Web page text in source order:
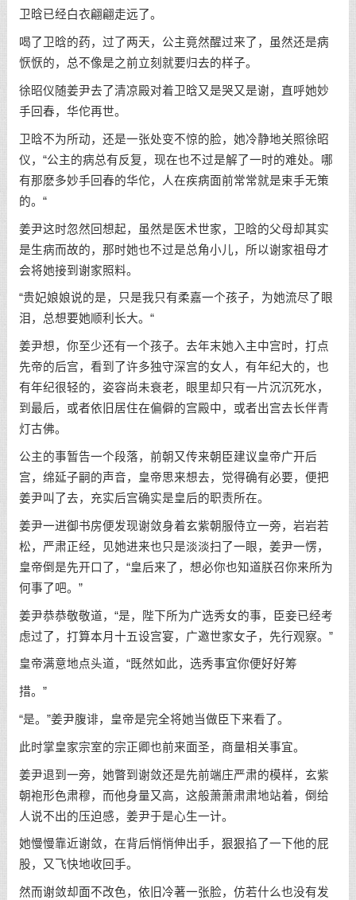
卫晗已经白衣翩翩走远了。
喝了卫晗的药，过了两天，公主竟然醒过来了，虽然还是病
恹恹的，总不像是之前立刻就要归去的样子。
徐昭仪随姜尹去了清凉殿对着卫晗又是哭又是谢，直呼她妙
手回春，华佗再世。
卫晗不为所动，还是一张处变不惊的脸，她冷静地关照徐昭
仪，“公主的病总有反复，现在也不过是解了一时的难处。哪
有那麽多妙手回春的华佗，人在疾病面前常常就是束手无策
的。“
姜尹这时忽然回想起，虽然是医术世家，卫晗的父母却其实
是生病而故的，那时她也不过是总角小儿，所以谢家祖母才
会将她接到谢家照料。
“贵妃娘娘说的是，只是我只有柔嘉一个孩子，为她流尽了眼
泪，总想要她顺利长大。“
姜尹想，你至少还有一个孩子。去年末她入主中宫时，打点
先帝的后宫，看到了许多独守深宫的女人，有年纪大的，也
有年纪很轻的，姿容尚未衰老，眼里却只有一片沉沉死水，
到最后，或者依旧居住在偏僻的宫殿中，或者出宫去长伴青
灯古佛。
公主的事暂告一个段落，前朝又传来朝臣建议皇帝广开后
宫，绵延子嗣的声音，皇帝思来想去，觉得确有必要，便把
姜尹叫了去，充实后宫确实是皇后的职责所在。
姜尹一进御书房便发现谢敛身着玄紫朝服侍立一旁，岩岩若
松，严肃正经，见她进来也只是淡淡扫了一眼，姜尹一愣，
皇帝倒是先开口了，“皇后来了，想必你也知道朕召你来所为
何事了吧。”
姜尹恭恭敬敬道，“是，陛下所为广选秀女的事，臣妾已经考
虑过了，打算本月十五设宫宴，广邀世家女子，先行观察。”
皇帝满意地点头道，“既然如此，选秀事宜你便好好筹
措。”
“是。”姜尹腹诽，皇帝是完全将她当做臣下来看了。
此时掌皇家宗室的宗正卿也前来面圣，商量相关事宜。
姜尹退到一旁，她瞥到谢敛还是先前端庄严肃的模样，玄紫
朝袍形色肃穆，而他身量又高，这般萧萧肃肃地站着，倒给
人说不出的压迫感，姜尹于是心生一计。
她慢慢靠近谢敛，在背后悄悄伸出手，狠狠掐了一下他的屁
股，又飞快地收回手。
然而谢敛却面不改色，依旧冷著一张脸，仿若什么也没有发